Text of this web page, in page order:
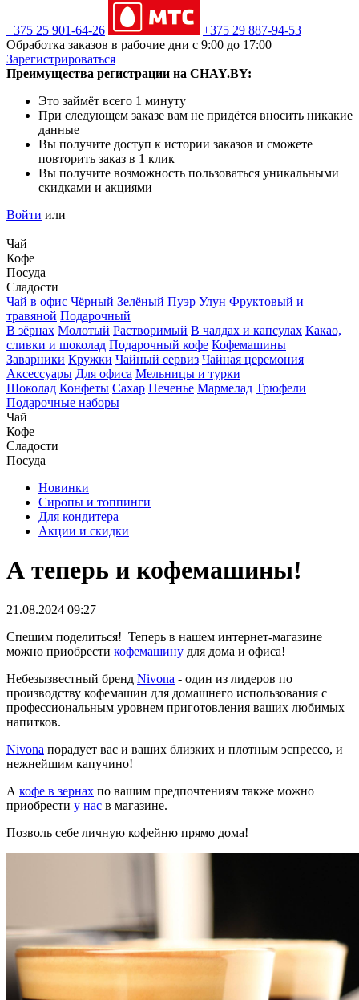
+375 25 901-64-26
+375 29 887-94-53
Обработка заказов в рабочие дни с 9:00 до 17:00
Зарегистрироваться
Преимущества регистрации на CHAY.BY:
Это займёт всего 1 минуту
При следующем заказе вам не придётся вносить никакие
данные
Вы получите доступ к истории заказов и сможете
повторить заказ в 1 клик
Вы получите возможность пользоваться уникальными
скидками и акциями
Войти или
Чай
Кофе
Посуда
Сладости
Чай в офис Чёрный Зелёный Пуэр Улун Фруктовый и
травяной Подарочный
В зёрнах Молотый Растворимый В чалдах и капсулах Какао,
сливки и шоколад Подарочный кофе Кофемашины
Заварники Кружки Чайный сервиз Чайная церемония
Аксессуары Для офиса Мельницы и турки
Шоколад Конфеты Сахар Печенье Мармелад Трюфели
Подарочные наборы
Чай
Кофе
Сладости
Посуда
Новинки
Сиропы и топпинги
Для кондитера
Акции и скидки
А теперь и кофемашины!
21.08.2024 09:27
Спешим поделиться! Теперь в нашем интернет-магазине
можно приобрести кофемашину для дома и офиса!
Небезызвестный бренд Nivona - один из лидеров по
производству кофемашин для домашнего использования с
профессиональным уровнем приготовления ваших любимых
напитков.
Nivona порадует вас и ваших близких и плотным эспрессо, и
нежнейшим капучино!
А кофе в зернах по вашим предпочтениям также можно
приобрести у нас в магазине.
Позволь себе личную кофейню прямо дома!